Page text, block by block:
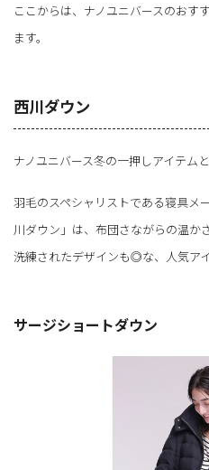
ここからは、ナノユニバースのおす
ます。
西川ダウン
ナノユニバース冬の一押しアイテム
羽毛のスペシャリストである寝具メ
川ダウン」は、布団さながらの温か
洗練されたデザインも◎な、人気アイ
サージショートダウン